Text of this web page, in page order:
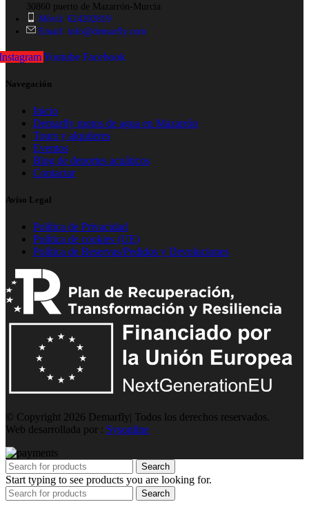
30860 puerto de Mazarrón-Murcia
Móvil: 624202819
Email: info@demarfly.com
Youtube Facebook
Navegación
Inicio
Demarfly motos de agua en Mazarrón
Tours y alquileres
Eventos
Blog de deportes acuáticos
Contactar
Aviso Legal
Política de Privacidad
Política de cookies (UE)
Política de Reservas/Pedidos y Devoluciones
© Copyright 2026 Demarfly| Todos los derechos reservados.
Web desarrollada por : Sysonline
Search
Start typing to see products you are looking for.
Search